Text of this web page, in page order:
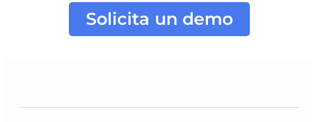
Solicita un demo